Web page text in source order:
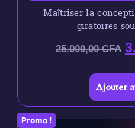
Maîtriser la
giratoires
25.000,00CFA
Ajouter
Promo !